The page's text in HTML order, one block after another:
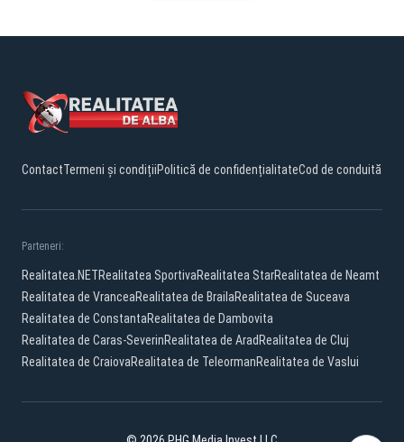
ContactTermeni și condițiiPolitică de confidențialitateCod de conduită
Parteneri:
Realitatea.NETRealitatea SportivaRealitatea StarRealitatea de Neamt
Realitatea de VranceaRealitatea de BrailaRealitatea de Suceava
Realitatea de ConstantaRealitatea de Dambovita
Realitatea de Caras-SeverinRealitatea de Arad Realitatea de Cluj
Realitatea de CraiovaRealitatea de TeleormanRealitatea de Vaslui